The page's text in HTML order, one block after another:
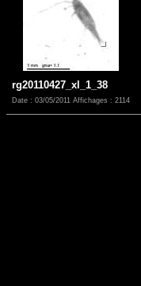
rg20110427_xl_1_38
Date : 03/05/2011 Affichages : 2114